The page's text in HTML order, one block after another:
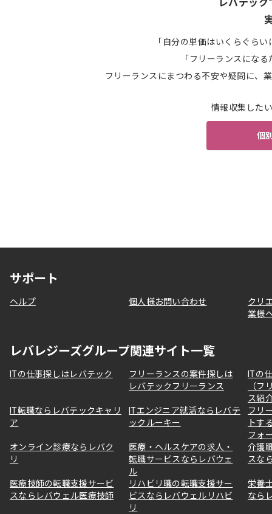
レバテッ
「自分の単価はいくらぐら
「フリーランスにな
フリーランスにまつわる不安や疑問に、
情報収集した
個
サポート
ヘルプ 個人様お問い合わせ
クリ
業様
レバレジーズグループ関連サイト一覧
ITの仕事探しはレバテック
フリーランスの案件探しは
レバテックフリーランス
ITの
（フ
ス紹
IT転職ならレバテックキャリ
ア
ITエンジニア就活ならレバテ
ックルーキー
フリ
トす
フォ
オンライン診療ならレバク
リ
医療・ヘルスケアの求人・
転職サービスならレバウェ
ル
介護
スな
医療技師の転職支援サービ
スならレバウェル医療技師
リハビリ職の転職支援サー
ビスならレバウェルリハビ
リ
栄養
なら